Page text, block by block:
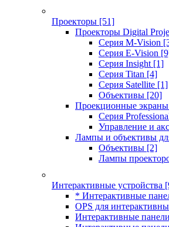
Проекторы [51]
Проекторы Digital
Серия M-Vision
Серия E-Vision
Серия Insight [1]
Серия Titan [4]
Серия Satellite [1]
Объективы [20]
Проекционные
Серия
Управление и
Лампы и объективы
Объективы [2]
Лампы
Интерактивные устройства
* Интерактивные
OPS для
Интерактивные